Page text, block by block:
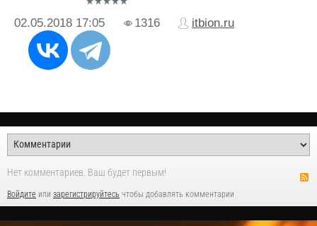
02.05.2018 17:05 1316 itbion.ru
Нет комментариев. Ваш будет первым!
Войдите или зарегистрируйтесь чтобы добавлять комментарии